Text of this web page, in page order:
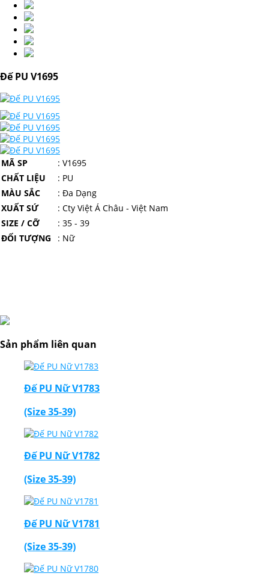
Đế PU V1695
MÃ SP : V1695
CHẤT LIỆU
: PU
MÀU SẮC
: Đa Dạng
XUẤT SỨ
: Cty Việt Á Châu - Việt Nam
SIZE / CỠ
: 35 - 39
ĐỐI TƯỢNG
: Nữ
Sản phẩm liên quan
Đế PU Nữ V1783
(Size 35-39)
Đế PU Nữ V1782
(Size 35-39)
Đế PU Nữ V1781
(Size 35-39)